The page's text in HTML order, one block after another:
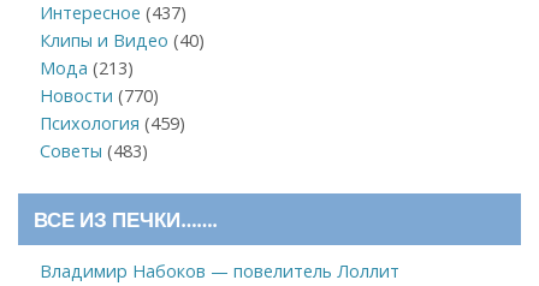
Интересное (437)
Клипы и Видео (40)
Мода (213)
Новости (770)
Психология (459)
Советы (483)
ВСЕ ИЗ ПЕЧКИ…….
Владимир Набоков — повелитель Лоллит